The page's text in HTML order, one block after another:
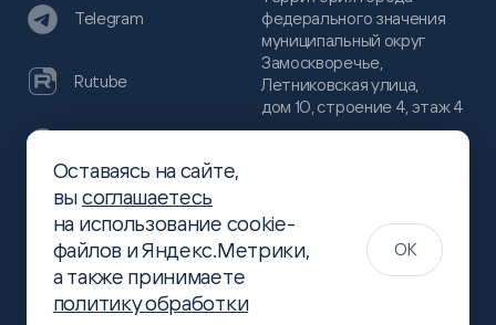
федерального значения
муниципальный округ
Замоскворечье,
Летниковская улица,
дом 10, строение 4, этаж 4
(499)
444-16-51
info@slsoft.ru
Telegram
Rutube
Хабр
Оставаясь на сайте,
высоглашаетесь
на использование cookie-
файлов и Яндекс.Метрики,
а также принимаете
политику обработки
OK